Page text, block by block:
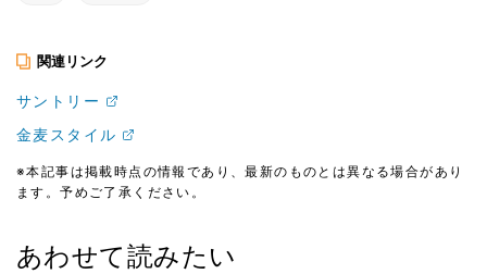
関連リンク
サントリー
金麦スタイル
※本記事は掲載時点の情報であり、最新のものとは異なる場合があり
ます。予めご了承ください。
あわせて読みたい